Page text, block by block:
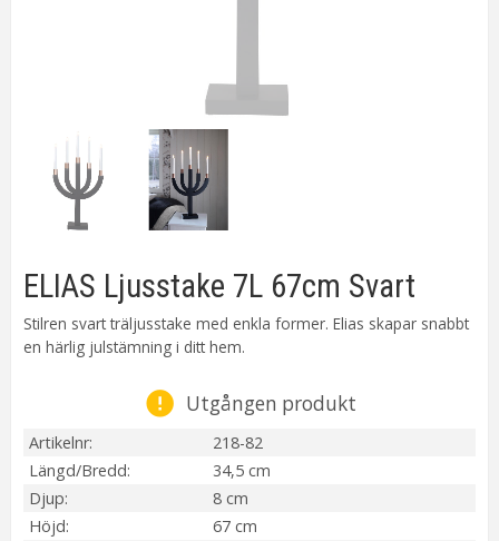
ELIAS Ljusstake 7L 67cm Svart
Stilren svart träljusstake med enkla former. Elias skapar snabbt
en härlig julstämning i ditt hem.
Utgången produkt
Artikelnr
218-82
Längd/Bredd
34,5 cm
Djup
8 cm
Höjd
67 cm